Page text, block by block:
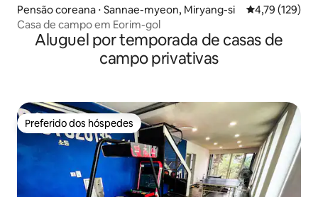
Pensão coreana ⋅ Sannae-myeon, Miryang-si 4,79 de uma
4,79 (129)
Casa de campo em Eorim-gol
Aluguel por temporada de casas de
campo privativas
Preferido dos hóspedes
Preferido dos hóspedes